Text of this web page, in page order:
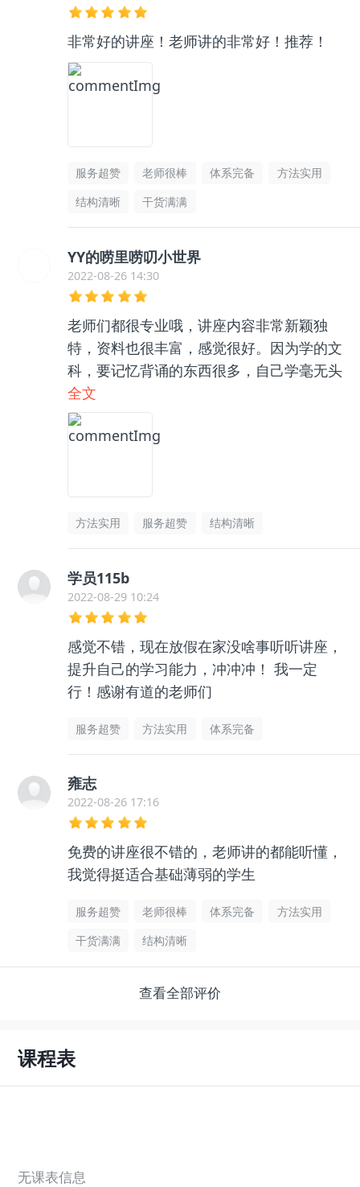
非常好的讲座！老师讲的非常好！推荐！
服务超赞 老师很棒 体系完备
方法实用
结构清晰
干货满满
YY的唠里唠叨小世界
2022-08-26 14:30
老师们都很专业哦，讲座内容非常新颖独
特，资料也很丰富，感觉很好。因为学的文
科，要记忆背诵的东西很多，自己学毫无头
绪，和咨询老师聊了之后收获很大，逻辑框
架清晰了很多，总之很推荐👍🏻
全文
方法实用 服务超赞 结构清晰
学员115b
2022-08-29 10:24
感觉不错，现在放假在家没啥事听听讲座，
提升自己的学习能力，冲冲冲！ 我一定
行！感谢有道的老师们
服务超赞 方法实用 体系完备
雍志
2022-08-26 17:16
免费的讲座很不错的，老师讲的都能听懂，
我觉得挺适合基础薄弱的学生
服务超赞 老师很棒 体系完备
方法实用
干货满满
结构清晰
查看全部评价
课程表
无课表信息